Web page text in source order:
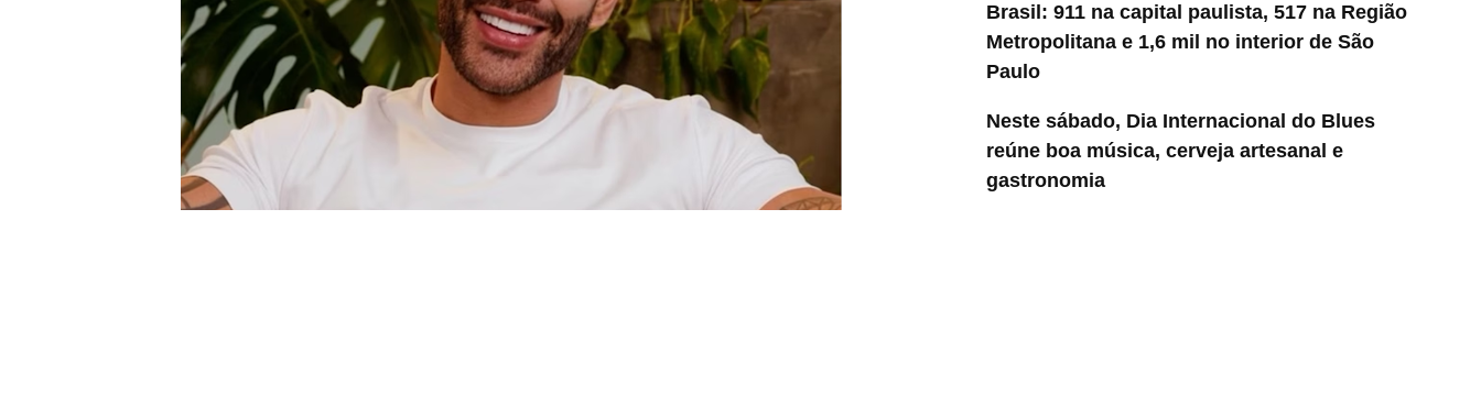
Brasil: 911 na capital paulista, 517 na Região
Metropolitana e 1,6 mil no interior de São
Paulo
Neste sábado, Dia Internacional do Blues
reúne boa música, cerveja artesanal e
gastronomia